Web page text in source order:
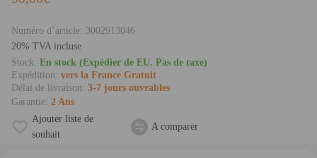
Numéro d’article: 3002913046
20% TVA incluse
Stock: En stock (Expédier de EU. Pas de taxe)
Expédition: vers la France Gratuit
Délai de livraison: 3-7 jours ouvrables
Garantie: 2 Ans
Ajouter liste de
souhait
A comparer